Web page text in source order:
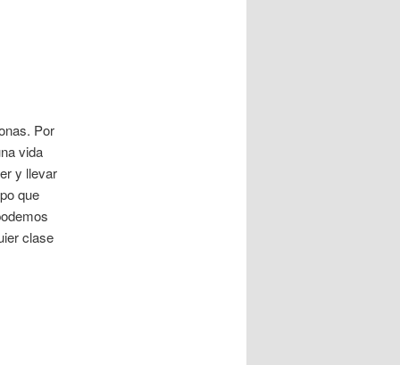
Por
vida
y llevar
que
clase